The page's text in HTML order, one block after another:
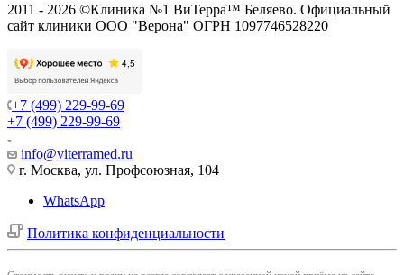
2011 - 2026 ©Клиника №1 ВиТерра™ Беляево. Официальный
сайт клиники ООО "Верона" ОГРН 1097746528220
+7 (499) 229-99-69
+7 (499) 229-99-69
info@viterramed.ru
г. Москва, ул. Профсоюзная, 104
WhatsApp
Политика конфиденциальности